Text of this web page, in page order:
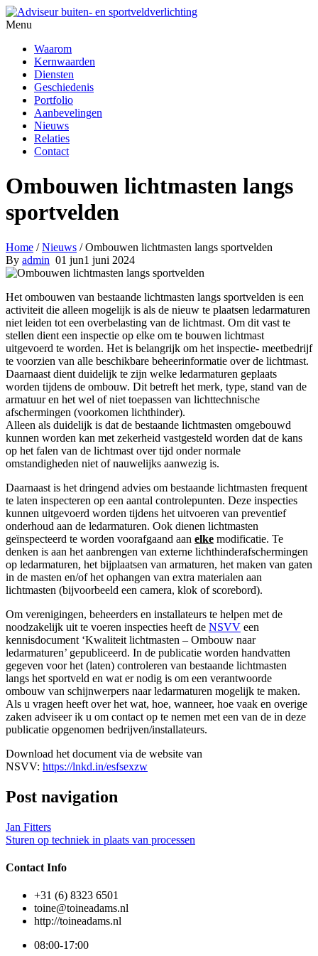
Menu
Waarom
Kernwaarden
Diensten
Geschiedenis
Portfolio
Aanbevelingen
Nieuws
Relaties
Contact
Ombouwen lichtmasten langs
sportvelden
Home /Nieuws /Ombouwen lichtmasten langs sportvelden
By admin 01 jun1 juni 2024
Het ombouwen van bestaande lichtmasten langs sportvelden is een
activiteit die alleen mogelijk is als de nieuw te plaatsen ledarmaturen
niet leiden tot een overbelasting van de lichtmast. Om dit vast te
stellen dient een inspectie op elke om te bouwen lichtmast
uitgevoerd te worden. Het is belangrijk om het inspectie- meetbedrijf
te voorzien van alle beschikbare beheerinformatie over de lichtmast.
Daarnaast dient duidelijk te zijn welke ledarmaturen geplaats
worden tijdens de ombouw. Dit betreft het merk, type, stand van de
armatuur en het wel of niet toepassen van lichttechnische
afschermingen (voorkomen lichthinder).
Alleen als duidelijk is dat de bestaande lichtmasten omgebouwd
kunnen worden kan met zekerheid vastgesteld worden dat de kans
op het falen van de lichtmast over tijd onder normale
omstandigheden niet of nauwelijks aanwezig is.
Daarnaast is het dringend advies om bestaande lichtmasten frequent
te laten inspecteren op een aantal controlepunten. Deze inspecties
kunnen uitgevoerd worden tijdens het uitvoeren van preventief
onderhoud aan de ledarmaturen. Ook dienen lichtmasten
geïnspecteerd te worden voorafgaand aan elke modificatie. Te
denken is aan het aanbrengen van externe lichthinderafschermingen
op ledarmaturen, het bijplaatsen van armaturen, het maken van gaten
in de masten en/of het ophangen van extra materialen aan
lichtmasten (bijvoorbeeld een camera, klok of scorebord).
Om verenigingen, beheerders en installateurs te helpen met de
noodzakelijk uit te voeren inspecties heeft de NSVV een
kennisdocument ‘Kwaliteit lichtmasten – Ombouw naar
ledarmaturen’ gepubliceerd. In de publicatie worden handvatten
gegeven voor het (laten) controleren van bestaande lichtmasten
langs het sportveld en wat er nodig is om een verantwoorde
ombouw van schijnwerpers naar ledarmaturen mogelijk te maken.
Als u vragen heeft over het wat, hoe, wanneer, hoe vaak en overige
zaken adviseer ik u om contact op te nemen met een van de in deze
publicatie opgenomen bedrijven/installateurs.
Download het document via de website van
NSVV: https://lnkd.in/esfsexzw
Post navigation
Jan Fitters
Sturen op techniek in plaats van processen
Contact Info
+31 (6) 8323 6501
toine@toineadams.nl
http://toineadams.nl
08:00-17:00